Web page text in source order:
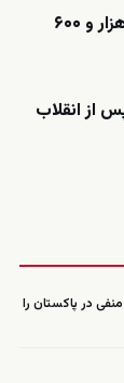
قیمت بنزین سوپر وارداتی اعلام شد؛ هر لیتر ۸۴ هزار و ۶۰۰
از انقلاب
در پاکستان را